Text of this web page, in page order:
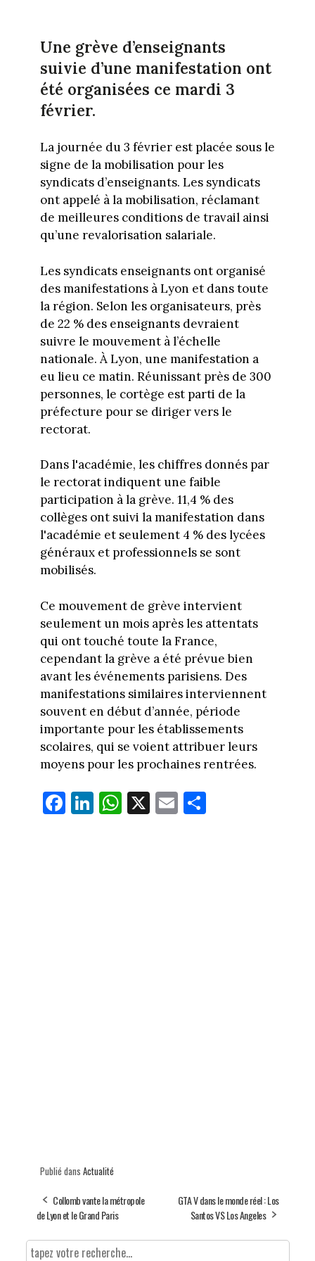
Une grève d’enseignants
suivie d’une manifestation ont
été organisées ce mardi 3
février.
La journée du 3 février est placée sous le
signe de la mobilisation pour les
syndicats d’enseignants. Les syndicats
ont appelé à la mobilisation, réclamant
de meilleures conditions de travail ainsi
qu’une revalorisation salariale.
Les syndicats enseignants ont organisé
des manifestations à Lyon et dans toute
la région. Selon les organisateurs, près
de 22 % des enseignants devraient
suivre le mouvement à l’échelle
nationale. À Lyon, une manifestation a
eu lieu ce matin. Réunissant près de 300
personnes, le cortège est parti de la
préfecture pour se diriger vers le
rectorat.
Dans l'académie, les chiffres donnés par
le rectorat indiquent une faible
participation à la grève. 11,4 % des
collèges ont suivi la manifestation dans
l'académie et seulement 4 % des lycées
généraux et professionnels se sont
mobilisés.
Ce mouvement de grève intervient
seulement un mois après les attentats
qui ont touché toute la France,
cependant la grève a été prévue bien
avant les événements parisiens. Des
manifestations similaires interviennent
souvent en début d’année, période
importante pour les établissements
scolaires, qui se voient attribuer leurs
moyens pour les prochaines rentrées.
Fa
ce
Li
nk
W
ha
X E
m
Pa
rt
Publié dans Actualité
Collomb vante la métropole
de Lyon et le Grand Paris
GTA V dans le monde réel : Los
Santos VS Los Angeles